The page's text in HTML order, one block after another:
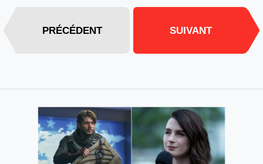
PRÉCÉDENT SUIVANT